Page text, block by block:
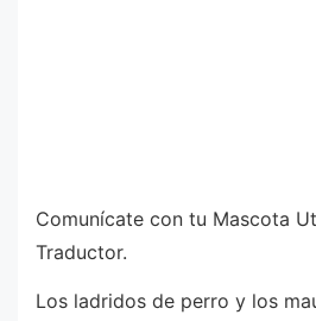
Comunícate con tu Mascota
Traductor.
Los ladridos de perro y los